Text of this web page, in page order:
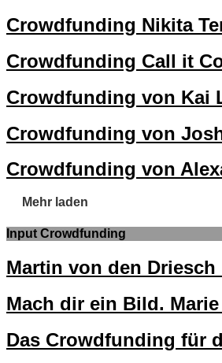
Crowdfunding Nikita
Crowdfunding Call it
Crowdfunding von Kai
Crowdfunding von
Crowdfunding von
Mehr laden
Input Crowdfunding
Martin von den
Mach dir ein Bild.
Das Crowdfunding für